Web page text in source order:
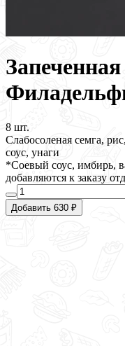
8 шт.
Слабосоленая семга,
соус, унаги
*Соевый соус, имбирь,
добавляются к заказу
Добавить 630 ₽